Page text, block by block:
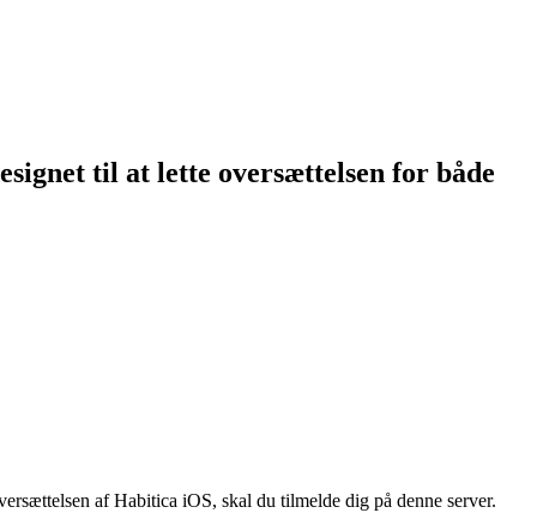
til at lette oversættelsen for både
af Habitica iOS, skal du tilmelde dig på denne server.